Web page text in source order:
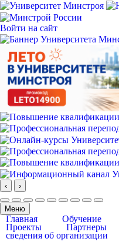
Войти на сайт
‹ ›
Меню
Главная Обучение
Проекты
Партнеры
сведения об организации